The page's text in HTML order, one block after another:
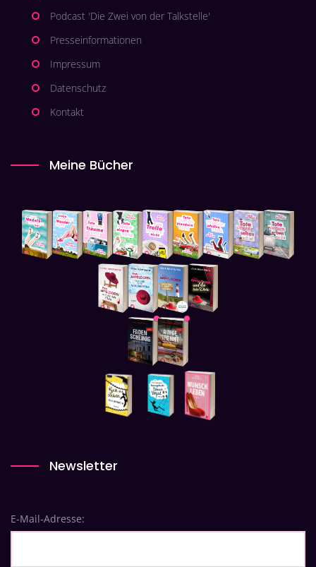
Podcast 'Die Zwei von der Talkstelle'
Presseinformationen
Impressum
Datenschutz
Kontakt
Meine Bücher
Newsletter
E-Mail-Adresse: